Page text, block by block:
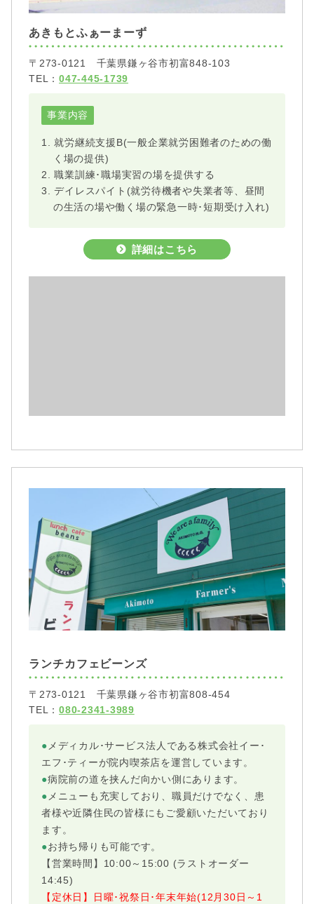
あきもとふぁーまーず
〒273-0121 千葉県鎌ヶ谷市初富848-103
TEL： 047-445-1739
事業内容
1. 就労継続支援B(一般企業就労困難者のための働
く場の提供)
2. 職業訓練･職場実習の場を提供する
3. デイレスパイト(就労待機者や失業者等、昼間
の生活の場や働く場の緊急一時･短期受け入れ)
詳細はこちら
ランチカフェビーンズ
〒273-0121 千葉県鎌ヶ谷市初富808-454
TEL： 080-2341-3989
●メディカル･サービス法人である株式会社イー･
エフ･ティーが院内喫茶店を運営しています。
●病院前の道を挟んだ向かい側にあります。
●メニューも充実しており、職員だけでなく、患
者様や近隣住民の皆様にもご愛顧いただいており
ます。
●お持ち帰りも可能です。
【営業時間】10:00～15:00 (ラストオーダー
14:45)
【定休日】日曜･祝祭日･年末年始(12月30日～1